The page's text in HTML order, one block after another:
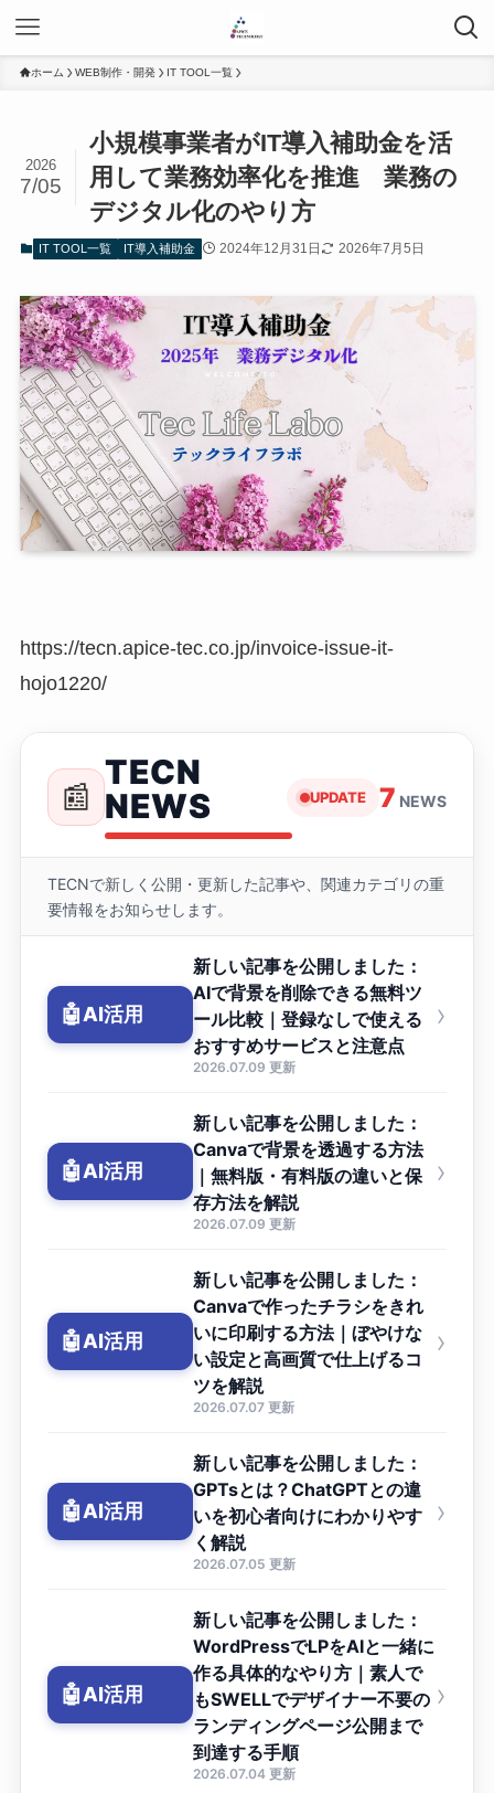
ホーム WEB制作・開発 IT TOOL一覧
小規模事業者がIT導入補助金を活
用して業務効率化を推進 業務の
デジタル化のやり方
2026
7/05
IT TOOL一覧 IT導入補助金 2024年12月31日 2026年7月5日
https://tecn.apice-tec.co.jp/invoice-issue-it-
hojo1220/
📰
TECN
NEWS
UPDATE 7 NEWS
TECNで新しく公開・更新した記事や、関連カテゴリの重
要情報をお知らせします。
🤖AI活用
新しい記事を公開しました：
AIで背景を削除できる無料ツ
ール比較｜登録なしで使える
おすすめサービスと注意点
2026.07.09 更新
›
🤖AI活用
新しい記事を公開しました：
Canvaで背景を透過する方法
｜無料版・有料版の違いと保
存方法を解説
2026.07.09 更新
›
🤖AI活用
新しい記事を公開しました：
Canvaで作ったチラシをきれ
いに印刷する方法｜ぼやけな
い設定と高画質で仕上げるコ
ツを解説
2026.07.07 更新
›
🤖AI活用
新しい記事を公開しました：
GPTsとは？ChatGPTとの違
いを初心者向けにわかりやす
く解説
2026.07.05 更新
›
🤖AI活用
新しい記事を公開しました：
WordPressでLPをAIと一緒に
作る具体的なやり方｜素人で
もSWELLでデザイナー不要の
ランディングページ公開まで
到達する手順
2026.07.04 更新
›